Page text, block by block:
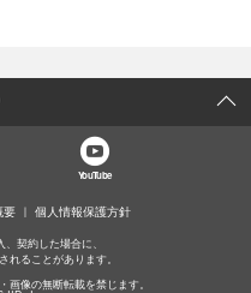
YouTube
要 個人情報保護方針
契約した場合に、
れることがあります。
像の無断転載を禁じます。